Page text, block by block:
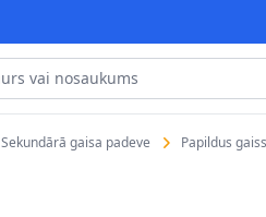
Sekundārā gaisa padeve Papildus